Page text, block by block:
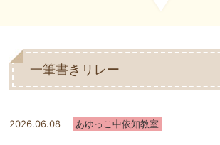
一筆書きリレー
2026.06.08 あゆっこ中依知教室